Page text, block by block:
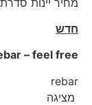
חדש
rebar – feel free
rebar
מציגה